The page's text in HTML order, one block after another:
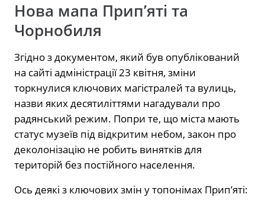
Нова мапа Прип’яті та
Чорнобиля
Згідно з документом, який був опублікований
на сайті адміністрації 23 квітня, зміни
торкнулися ключових магістралей та вулиць,
назви яких десятиліттями нагадували про
радянський режим. Попри те, що міста мають
статус музеїв під відкритим небом, закон про
деколонізацію не робить винятків для
територій без постійного населення.
Ось деякі з ключових змін у топонімах Прип’яті: